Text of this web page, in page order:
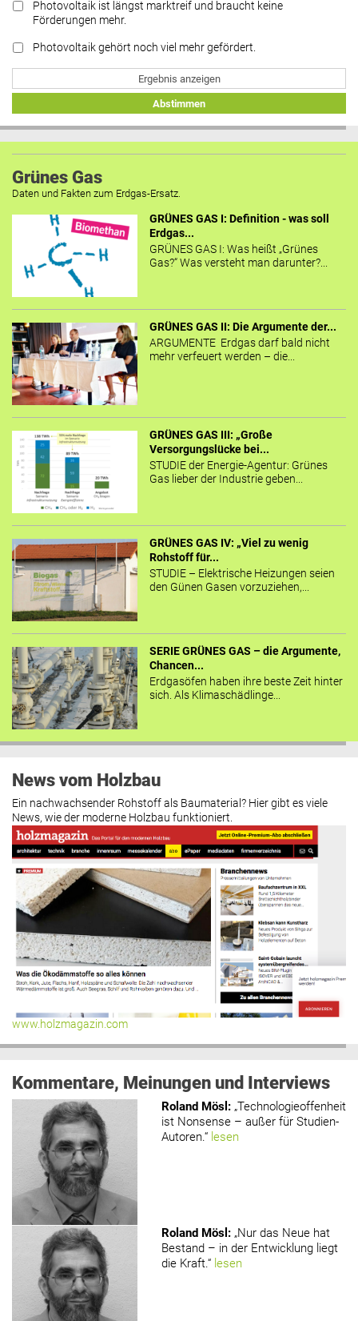
Photovoltaik ist längst marktreif und braucht keine
Förderungen mehr.
Photovoltaik gehört noch viel mehr gefördert.
Ergebnis anzeigen
Abstimmen
Grünes Gas
Daten und Fakten zum Erdgas-Ersatz.
GRÜNES GAS I: Definition - was soll
Erdgas...
GRÜNES GAS I: Was heißt „Grünes
Gas?“ Was versteht man darunter?...
GRÜNES GAS II: Die Argumente der...
ARGUMENTE Erdgas darf bald nicht
mehr verfeuert werden – die...
GRÜNES GAS III: „Große
Versorgungslücke bei...
STUDIE der Energie-Agentur: Grünes
Gas lieber der Industrie geben...
GRÜNES GAS IV: „Viel zu wenig
Rohstoff für...
STUDIE – Elektrische Heizungen seien
den Günen Gasen vorzuziehen,...
SERIE GRÜNES GAS – die Argumente,
Chancen...
Erdgasöfen haben ihre beste Zeit hinter
sich. Als Klimaschädlinge...
News vom Holzbau
Ein nachwachsender Rohstoff als Baumaterial? Hier gibt es viele
News, wie der moderne Holzbau funktioniert.
www.holzmagazin.com
Kommentare, Meinungen und Interviews
Roland Mösl : „Technologieoffenheit
ist Nonsense – außer für Studien-
Autoren.“ lesen
Roland Mösl : „Nur das Neue hat
Bestand – in der Entwicklung liegt
die Kraft.“ lesen